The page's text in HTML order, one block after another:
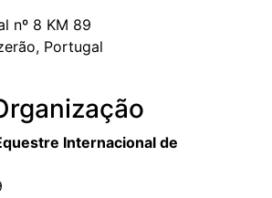
nº 8 KM 89
Portugal
Internacional de